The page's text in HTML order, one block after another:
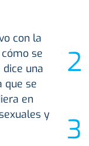
con la
se
una
que se
en
y